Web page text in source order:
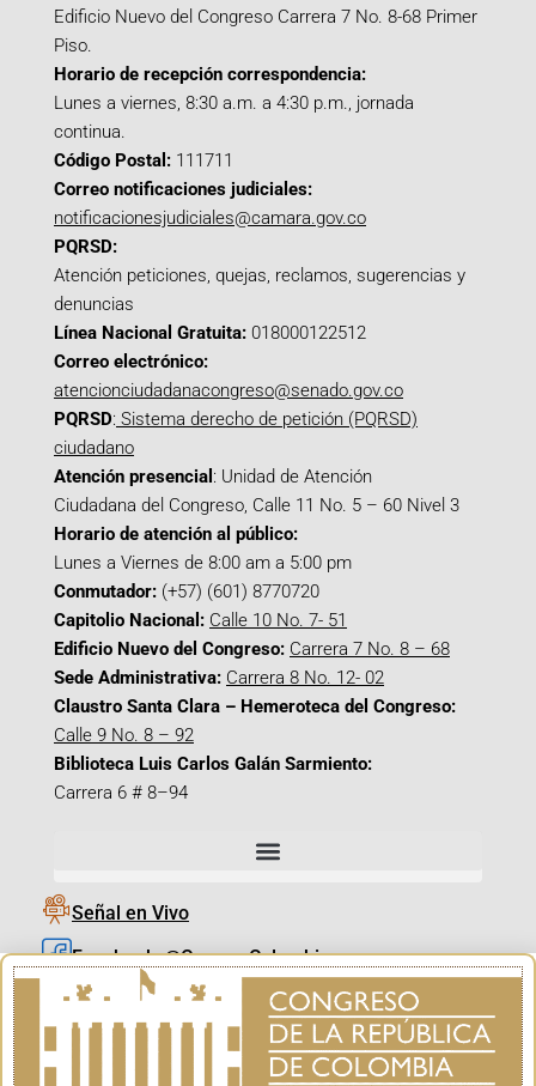
Edificio Nuevo del Congreso Carrera 7 No. 8-68 Primer
Piso.
Horario de recepción correspondencia:
Lunes a viernes, 8:30 a.m. a 4:30 p.m., jornada
continua.
Código Postal: 111711
Correo notificaciones judiciales:
notificacionesjudiciales@camara.gov.co
PQRSD:
Atención peticiones, quejas, reclamos, sugerencias y
denuncias
Línea Nacional Gratuita: 018000122512
Correo electrónico:
atencionciudadanacongreso@senado.gov.co
PQRSD: Sistema derecho de petición (PQRSD)
ciudadano
Atención presencial : Unidad de Atención
Ciudadana del Congreso, Calle 11 No. 5 – 60 Nivel 3
Horario de atención al público:
Lunes a Viernes de 8:00 am a 5:00 pm
Conmutador: (+57) (601) 8770720
Capitolio Nacional: Calle 10 No. 7- 51
Edificio Nuevo del Congreso: Carrera 7 No. 8 – 68
Sede Administrativa: Carrera 8 No. 12- 02
Claustro Santa Clara – Hemeroteca del Congreso:
Calle 9 No. 8 – 92
Biblioteca Luis Carlos Galán Sarmiento:
Carrera 6 # 8–94
Señal en Vivo
Facebook_@CamaraColombia
Instagram_@CamaraColombia
X_@CamaraColombia